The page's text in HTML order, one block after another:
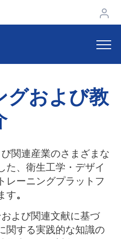
グおよび教
関連産業のさまざまな
た、衛生工学・デザイ
レーニングプラットフ
す。
よび関連文献に基づ
関する実践的な知識の